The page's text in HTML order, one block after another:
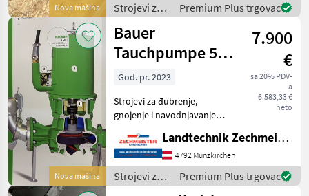
Nova mašina
Strojevi za
đubrenje,
gnojenje i
navodnjavanje
/ Bauer
Premium Plus trgovac
Nova mašina
Bauer
Tauchpumpe 5,5
kw
7.900
€
sa 20% PDV-
a
6.583,33 €
neto
God. pr. 2023
Strojevi za đubrenje,
gnojenje i navodnjavanje
Landtechnik Zechmeister GmbH & Co KG
4792 Münzkirchen
Strojevi za
đubrenje,
Premium Plus trgovac